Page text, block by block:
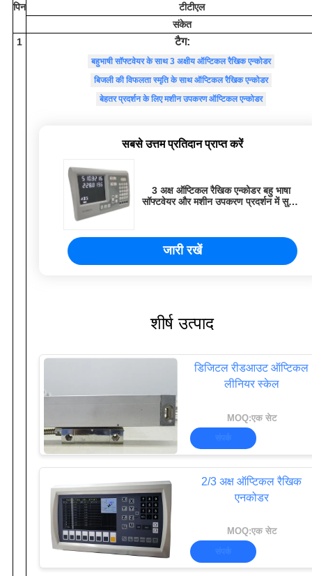
पिन
टीटीएल
संकेत
1
टैग:
बहुभाषी सॉफ्टवेयर के साथ 3 अक्षीय ऑप्टिकल रैखिक एन्कोडर
बिजली की विफलता स्मृति के साथ ऑप्टिकल रैखिक एन्कोडर
बेहतर प्रदर्शन के लिए मशीन उपकरण ऑप्टिकल एन्कोडर
सबसे उत्तम प्रतिदान प्राप्त करें
3 अक्ष ऑप्टिकल रैखिक एन्कोडर बहु भाषा
सॉफ्टवेयर और मशीन उपकरण प्रदर्शन में सुधार
जारी रखें
शीर्ष उत्पाद
डिजिटल रीडआउट ऑप्टिकल
लीनियर स्केल
MOQ:एक सेट
2/3 अक्ष ऑप्टिकल रैखिक
एनकोडर
MOQ:एक सेट